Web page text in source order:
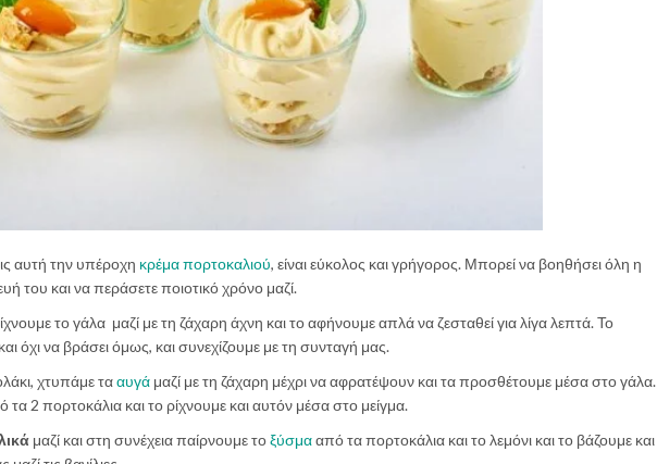
αυτή την υπέροχη κρέμα πορτοκαλιού, είναι εύκολος και γρήγορος. Μπορεί να βοηθήσει όλη η
του και να περάσετε ποιοτικό χρόνο μαζί.
το γάλα μαζί με τη ζάχαρη άχνη και το αφήνουμε απλά να ζεσταθεί για λίγα λεπτά. Το
και όχι να βράσει όμως, και συνεχίζουμε με τη συνταγή μας.
χτυπάμε τααυγά μαζί με τη ζάχαρη μέχρι να αφρατέψουν και τα προσθέτουμε μέσα στο γάλα.
τα 2 πορτοκάλια και το ρίχνουμε και αυτόν μέσα στο μείγμα.
μαζί και στη συνέχεια παίρνουμε τοξύσμααπό τα πορτοκάλια και το λεμόνι και το βάζουμε και